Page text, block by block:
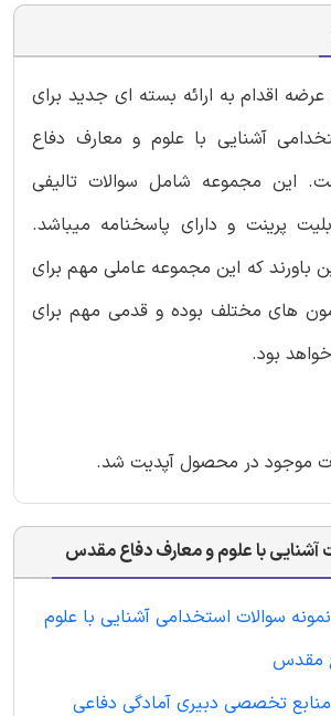
عرضه اقدام به ارائه بسته ای جدید برای
آشنایی با علوم و معارف دفاع
این مجموعه شامل سوالات تالیفی
پرینت و دارای پاسخنامه میباشد.
باورند که این مجموعه عاملی مهم برای
های مختلف بوده و قدمی مهم برای
بود.
آشنایی با علوم و معارف دفاع مقدس
نمونه سوالات استخدامی آشنایی با علوم
مقدس
منابع تخصصی دبیری آمادگی دفاعی